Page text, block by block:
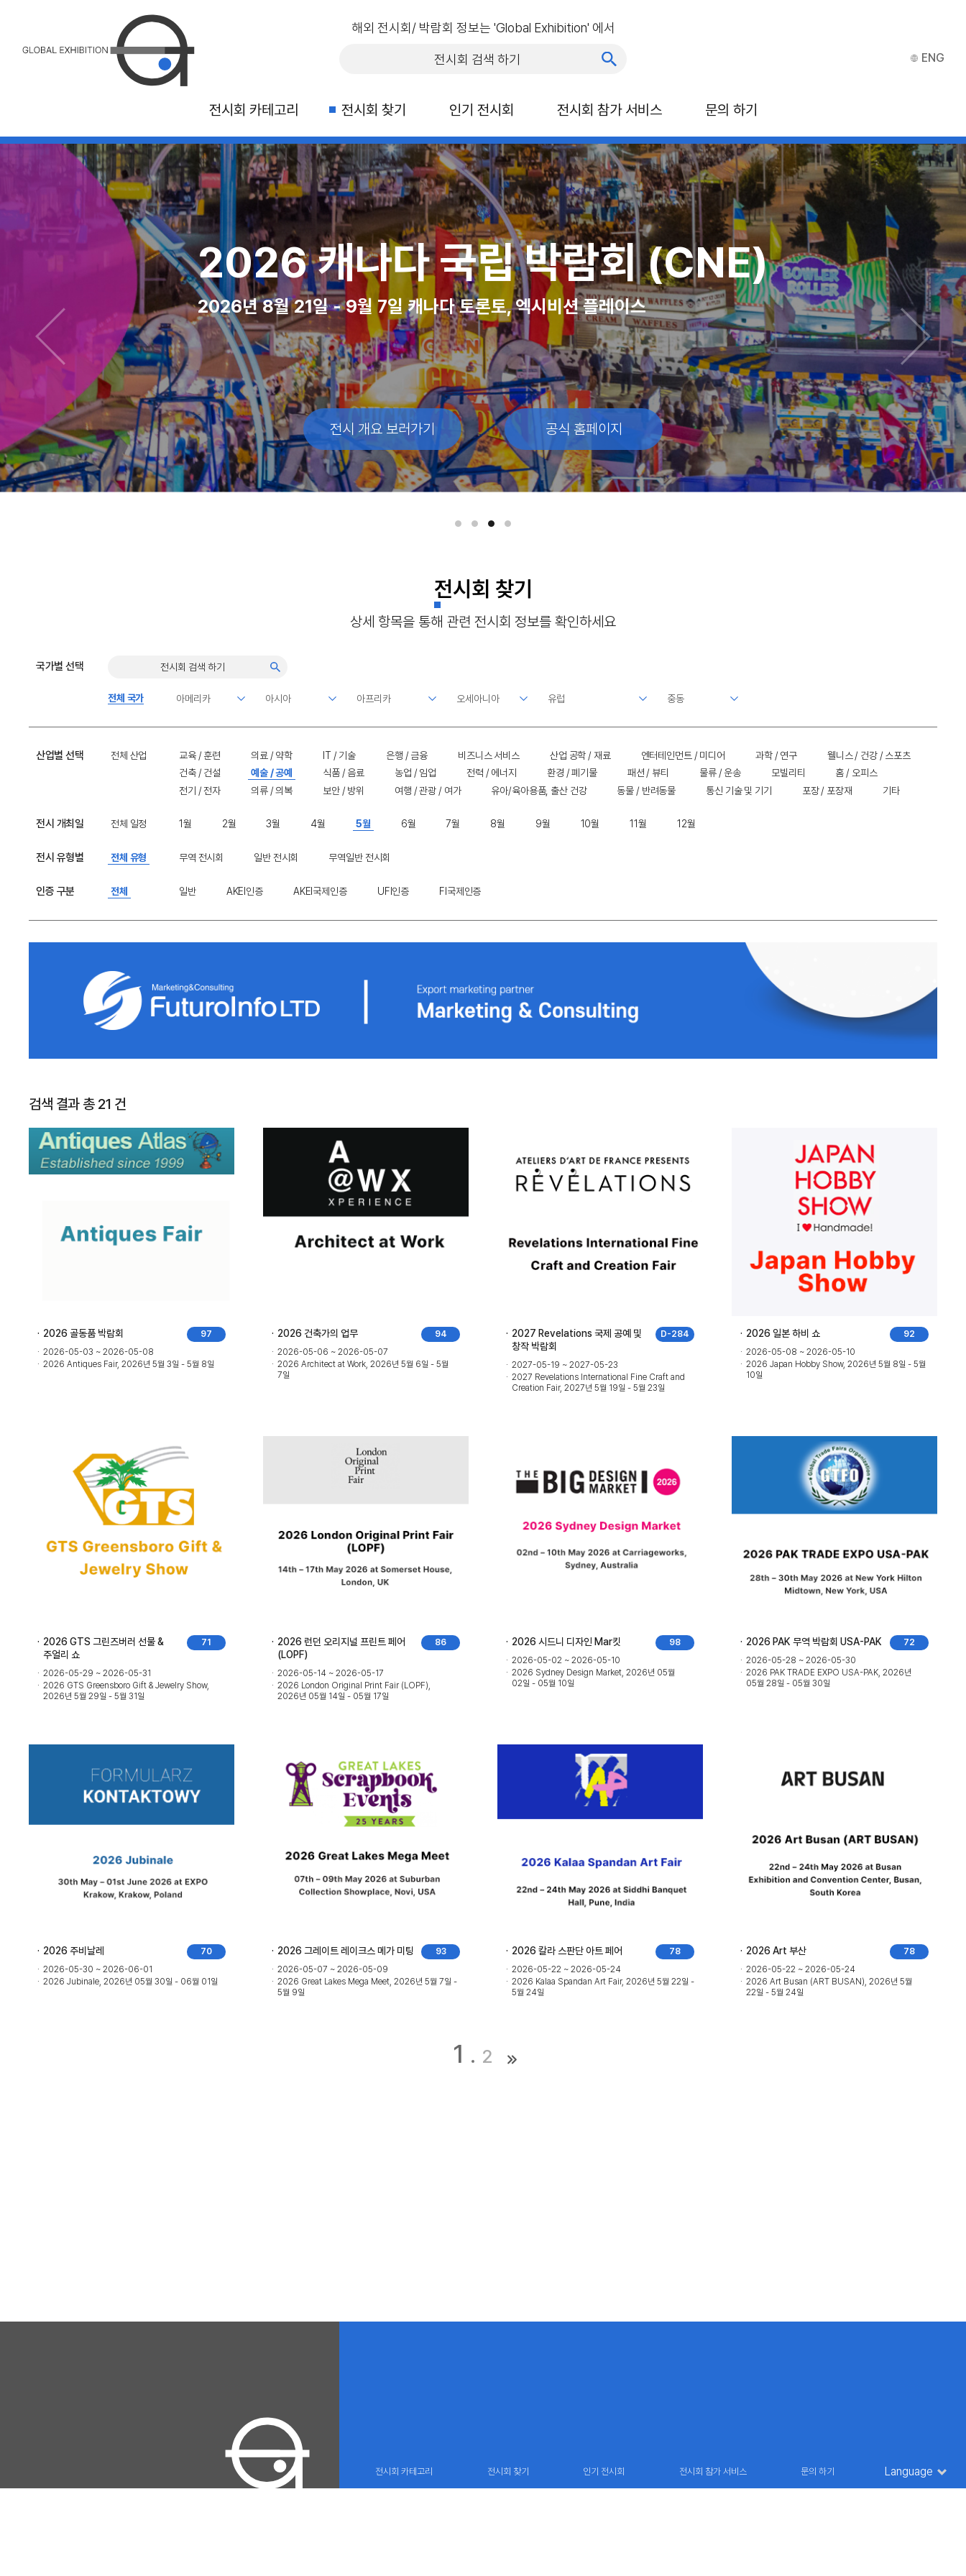
해외 전시회/ 박람회 정보는 'Global Exhibition' 에서
전시회 카테고리 전시회 찾기 인기 전시회 전시회 참가 서비스 문의 하기
ENG
국제 관광 및 여행 박람회(ITTS)
2026년 10월 30일 - 11월 1일, 몬트리올 캐나다
전시 개요 보러가기 공식 홈페이지
2026 MAGIC 라스베가스
2026년 08월 10일 - 12일, 라스베이거스 컨벤션 센터
전시 개요 보러가기 공식 홈페이지
2026 캐나다 국립 박람회 (CNE)
2026년 8월 21일 - 9월 7일 캐나다 토론토, 엑시비션 플레이스
전시 개요 보러가기 공식 홈페이지
2026 ITB 아시아
2026년 10월 21일 - 23일 마리나 베이 샌즈, 싱가포르
전시회 찾기
상세 항목을 통해 관련 전시회 정보를 확인하세요
국가별 선택
전체 국가
산업별 선택 전체 산업 교육 / 훈련 의료 / 약학 IT / 기술 은행 / 금융 비즈니스 서비스 산업 공학 / 재료 엔터테인먼트 / 미디어 과학 / 연구
웰니스 / 건강 / 스포츠
건축 / 건설
예술 / 공예 식품 / 음료 농업 / 임업 전력 / 에너지 환경 / 폐기물 패션 / 뷰티 물류 / 운송 모빌리티
홈 / 오피스
전기 / 전자
의류 / 의복 보안 / 방위 여행 / 관광 / 여가 유아/육아용품, 출산 건강 동물 / 반려동물 통신 기술 및 기기 포장 / 포장재 기타
전시 개최일 전체 일정 1월 2월 3월 4월 5월 6월 7월 8월 9월 10월 11월 12월
전시 유형별 전체 유형 무역 전시회 일반 전시회 무역일반 전시회
인증 구분 전체 일반 AKEI인증 AKEI국제인증 UFI인증 FI국제인증
검색 결과 총 21 건
97
2026 골동품 박람회
2026-05-03 ~ 2026-05-08
2026 Antiques Fair, 2026년 5월 3일 - 5월 8일
94
2026 건축가의 업무
2026-05-06 ~ 2026-05-07
2026 Architect at Work, 2026년 5월 6일 - 5월
7일
D-284
2027 Revelations 국제 공예 및
창작 박람회
2027-05-19 ~ 2027-05-23
2027 Revelations International Fine Craft and
Creation Fair, 2027년 5월 19일 - 5월 23일
92
2026 일본 하비 쇼
2026-05-08 ~ 2026-05-10
2026 Japan Hobby Show, 2026년 5월 8일 - 5월
10일
71
2026 GTS 그린즈버러 선물 &
주얼리 쇼
2026-05-29 ~ 2026-05-31
2026 GTS Greensboro Gift & Jewelry Show,
2026년 5월 29일 - 5월 31일
86
2026 런던 오리지널 프린트 페어
(LOPF)
2026-05-14 ~ 2026-05-17
2026 London Original Print Fair (LOPF),
2026년 05월 14일 - 05월 17일
98
2026 시드니 디자인 Mar킷
2026-05-02 ~ 2026-05-10
2026 Sydney Design Market, 2026년 05월
02일 - 05월 10일
72
2026 PAK 무역 박람회 USA-PAK
2026-05-28 ~ 2026-05-30
2026 PAK TRADE EXPO USA-PAK, 2026년
05월 28일 - 05월 30일
70
2026 주비날레
2026-05-30 ~ 2026-06-01
2026 Jubinale, 2026년 05월 30일 - 06월 01일
93
2026 그레이트 레이크스 메가 미팅
2026-05-07 ~ 2026-05-09
2026 Great Lakes Mega Meet, 2026년 5월 7일 -
5월 9일
78
2026 칼라 스판단 아트 페어
2026-05-22 ~ 2026-05-24
2026 Kalaa Spandan Art Fair, 2026년 5월 22일 -
5월 24일
78
2026 Art 부산
2026-05-22 ~ 2026-05-24
2026 Art Busan (ART BUSAN), 2026년 5월
22일 - 5월 24일
1 2
전시회 카테고리 전시회 찾기 인기 전시회 전시회 참가 서비스 문의 하기 Language